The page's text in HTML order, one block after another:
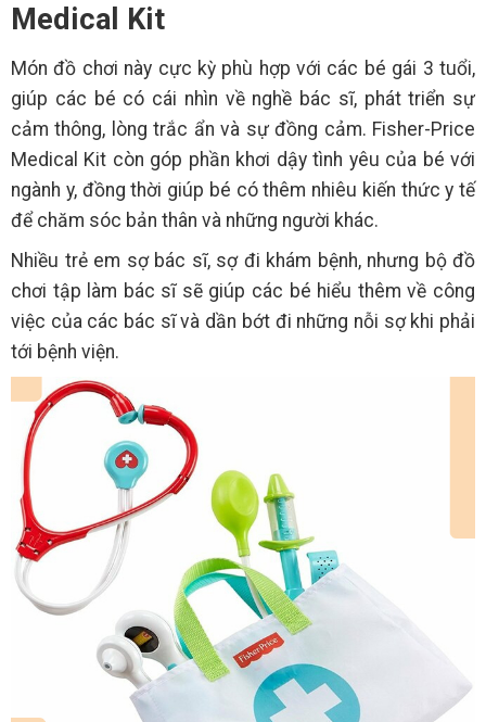
Medical Kit
Món đồ chơi này cực kỳ phù hợp với các bé gái 3 tuổi,
giúp các bé có cái nhìn về nghề bác sĩ, phát triển sự
cảm thông, lòng trắc ẩn và sự đồng cảm. Fisher-Price
Medical Kit còn góp phần khơi dậy tình yêu của bé với
ngành y, đồng thời giúp bé có thêm nhiêu kiến thức y tế
để chăm sóc bản thân và những người khác.
Nhiều trẻ em sợ bác sĩ, sợ đi khám bệnh, nhưng bộ đồ
chơi tập làm bác sĩ sẽ giúp các bé hiểu thêm về công
việc của các bác sĩ và dần bớt đi những nỗi sợ khi phải
tới bệnh viện.